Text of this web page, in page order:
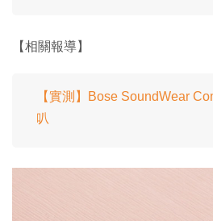
【相關報導】
【實測】Bose SoundWear
叭